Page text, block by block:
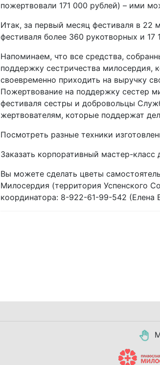
пожертвовали 171 000 рублей) – ими
Итак, за первый месяц фестиваля в 22
фестиваля более 360 рукотворных и 17
Напоминаем, что все средства,
поддержку сестричества милосердия,
своевременно приходить на выручку
Пожертвование на поддержку сестер
фестиваля сестры и добровольцы
жертвователям, которые поддержат
Посмотреть разные техники
Заказать корпоративный мастер-
Вы можете сделать цветы
Милосердия (территория Успенского
координатора: 8-922-61-99-542 (Елена